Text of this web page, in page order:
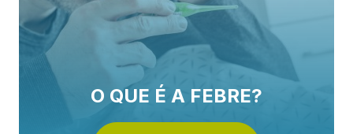
O QUE É A FEBRE?